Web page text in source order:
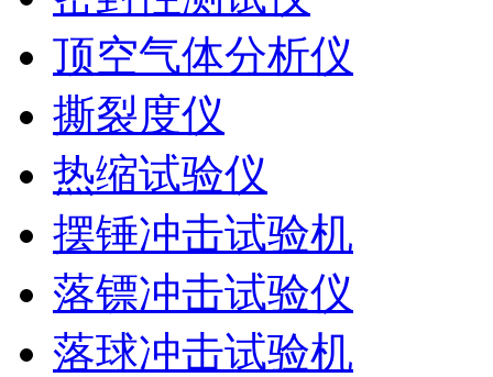
顶空气体分析仪
撕裂度仪
热缩试验仪
摆锤冲击试验机
落镖冲击试验仪
落球冲击试验机